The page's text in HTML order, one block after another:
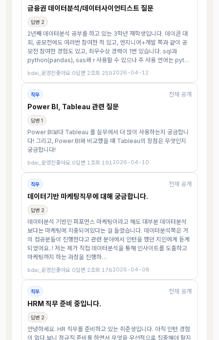
금융권 데이터분석/데이터사이언티스트 질문
답변 2
2년째 데이터분석 공부를 하고 있는 3학년 재학생입니다. 데이콘 대
회, 공모전에도 여러번 참여한 적 있고, 엔지니어+개발 쪽과 같이 공
모전 참여한 경험도 있고, 최우수상 경력이 1번 있습니다. sql과
python(pandas), sas와 r 사용할 수 있으나 주 사용 언어는 pyt…
bdai_운영진좋아요 0답변 2조회 2592026-04-12
직무 전체 공개
Power BI, Tableau 관련 질문
답변 1
Power BI보다 Tableau 를 실무에서 더 많이 사용하는지 궁금합니
다! 그리고, Power BI와 비교했을 때 Tableau의 장점은 무엇인지
궁금합니다!
bdai_운영진좋아요 0답변 1조회 1912026-04-10
직무 전체 공개
데이터기반 마케팅직무에 대해 궁금합니다.
답변 2
데이터분석 기반인 퍼포먼스 마케팅이라고 해도 대부분 데이터분석
보다는 마케팅에 치중되어있다는 걸 들었습니다. 데이터분석쪽은 거
의 컴공분들이 진행한다고 관련 분야에서 인턴을 했던 지인에게 듣게
되었어요..! 저는 제가 직접 데이터분석을 통해 인사이트를 도출하고
마케팅까지 하는 과정을 진행하…
bdai_운영진좋아요 0답변 2조회 1782026-04-08
직무 전체 공개
HRM 직무 준비 중입니다.
답변 2
안녕하세요. HR 직무를 준비하고 있는 취준생입니다. 아직 인턴 경험
이 없다 보니 정규직 준비를 하면서 무엇을 우선적으로 집중해야 할지